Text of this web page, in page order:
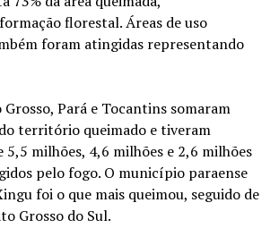
florestal. Áreas de uso
foram atingidas representando
Grosso, Pará e Tocantins somaram
território queimado e tiveram
milhões, 4,6 milhões e 2,6 milhões
pelo fogo. O município paraense
foi o que mais queimou, seguido de
Grosso do Sul.